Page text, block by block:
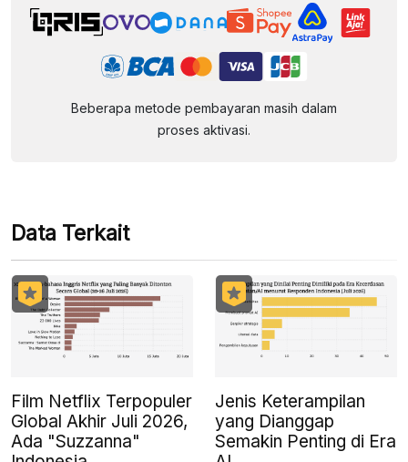
Beberapa metode pembayaran masih dalam
proses aktivasi.
Data Terkait
Film Netflix Terpopuler
Global Akhir Juli 2026,
Ada "Suzzanna"
Jenis Keterampilan
yang Dianggap
Semakin Penting di Era